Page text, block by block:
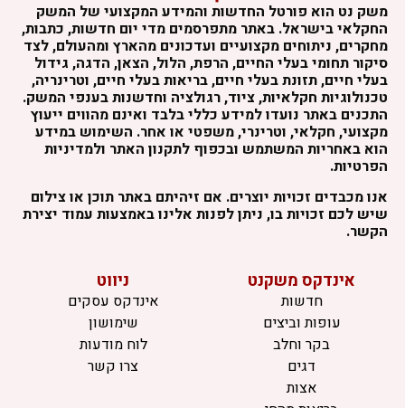
משק נט הוא פורטל החדשות והמידע המקצועי של המשק
החקלאי בישראל. באתר מתפרסמים מדי יום חדשות, כתבות,
מחקרים, ניתוחים מקצועיים ועדכונים מהארץ ומהעולם, לצד
סיקור תחומי בעלי החיים, הרפת, הלול, הצאן, הדגה, גידול
בעלי חיים, תזונת בעלי חיים, בריאות בעלי חיים, וטרינריה,
טכנולוגיות חקלאיות, ציוד, רגולציה וחדשנות בענפי המשק.
התכנים באתר נועדו למידע כללי בלבד ואינם מהווים ייעוץ
מקצועי, חקלאי, וטרינרי, משפטי או אחר. השימוש במידע
הוא באחריות המשתמש ובכפוף לתקנון האתר ולמדיניות
הפרטיות.
אנו מכבדים זכויות יוצרים. אם זיהיתם באתר תוכן או צילום
שיש לכם זכויות בו, ניתן לפנות אלינו באמצעות עמוד יצירת
הקשר.
אינדקס משקנט
חדשות
עופות וביצים
בקר וחלב
דגים
אצות
ניווט
אינדקס עסקים
שימושון
לוח מודעות
צרו קשר